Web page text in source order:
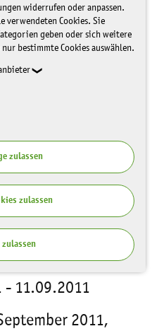
widerrufen oder anpassen.
verwendeten Cookies. Sie
geben oder sich weitere
bestimmte Cookies auswählen.
zulassen
zulassen
zulassen
der schönsten
- 11.09.2011
2011,